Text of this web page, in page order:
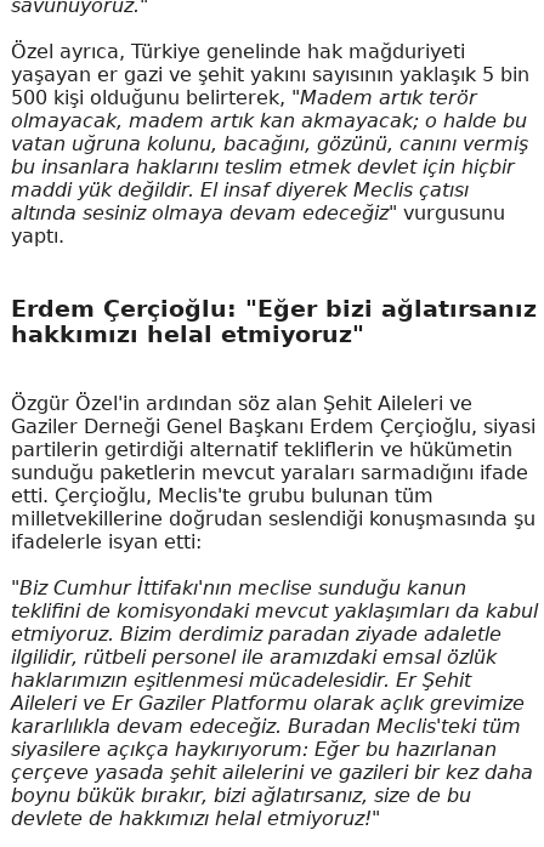
savunuyoruz."
Özel ayrıca, Türkiye genelinde hak mağduriyeti
yaşayan er gazi ve şehit yakını sayısının yaklaşık 5 bin
500 kişi olduğunu belirterek, "Madem artık terör
olmayacak, madem artık kan akmayacak; o halde bu
vatan uğruna kolunu, bacağını, gözünü, canını vermiş
bu insanlara haklarını teslim etmek devlet için hiçbir
maddi yük değildir. El insaf diyerek Meclis çatısı
altında sesiniz olmaya devam edeceğiz" vurgusunu
yaptı.
Erdem Çerçioğlu: "Eğer bizi ağlatırsanız
hakkımızı helal etmiyoruz"
Özgür Özel'in ardından söz alan Şehit Aileleri ve
Gaziler Derneği Genel Başkanı Erdem Çerçioğlu, siyasi
partilerin getirdiği alternatif tekliflerin ve hükümetin
sunduğu paketlerin mevcut yaraları sarmadığını ifade
etti. Çerçioğlu, Meclis'te grubu bulunan tüm
milletvekillerine doğrudan seslendiği konuşmasında şu
ifadelerle isyan etti:
"Biz Cumhur İttifakı'nın meclise sunduğu kanun
teklifini de komisyondaki mevcut yaklaşımları da kabul
etmiyoruz. Bizim derdimiz paradan ziyade adaletle
ilgilidir, rütbeli personel ile aramızdaki emsal özlük
haklarımızın eşitlenmesi mücadelesidir. Er Şehit
Aileleri ve Er Gaziler Platformu olarak açlık grevimize
kararlılıkla devam edeceğiz. Buradan Meclis'teki tüm
siyasilere açıkça haykırıyorum: Eğer bu hazırlanan
çerçeve yasada şehit ailelerini ve gazileri bir kez daha
boynu bükük bırakır, bizi ağlatırsanız, size de bu
devlete de hakkımızı helal etmiyoruz!"